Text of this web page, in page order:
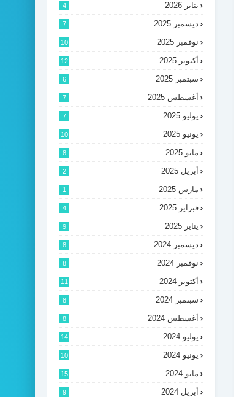
يناير 2026 4
ديسمبر 2025 7
نوفمبر 2025 10
أكتوبر 2025 12
سبتمبر 2025 6
أغسطس 2025 7
يوليو 2025 7
يونيو 2025 10
مايو 2025 8
أبريل 2025 2
مارس 2025 1
فبراير 2025 4
يناير 2025 9
ديسمبر 2024 8
نوفمبر 2024 8
أكتوبر 2024 11
سبتمبر 2024 8
أغسطس 2024 8
يوليو 2024 14
يونيو 2024 10
مايو 2024 15
أبريل 2024 9